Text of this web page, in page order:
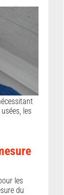
les
les
du